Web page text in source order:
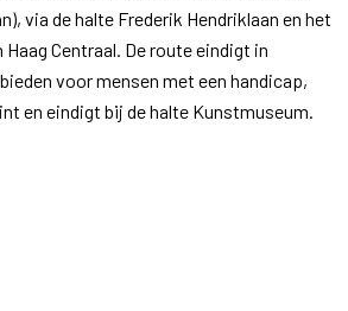
via de halte Frederik Hendriklaan en het
Centraal. De route eindigt in
voor mensen met een handicap,
en eindigt bij de halte Kunstmuseum.